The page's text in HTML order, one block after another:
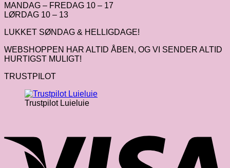
MANDAG – FREDAG 10 – 17
LØRDAG 10 – 13
LUKKET SØNDAG & HELLIGDAGE!
WEBSHOPPEN HAR ALTID ÅBEN, OG VI SENDER ALTID
HURTIGST MULIGT!
TRUSTPILOT
Trustpilot Luieluie